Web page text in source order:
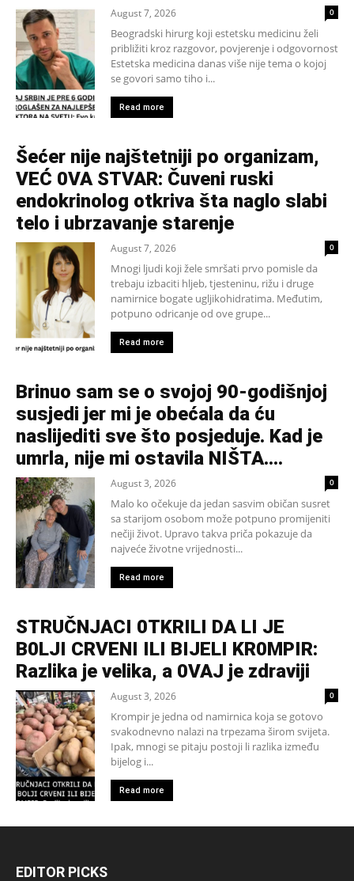
August 7, 2026 0
Beogradski hirurg koji estetsku medicinu želi
približiti kroz razgovor, povjerenje i odgovornost
Estetska medicina danas više nije tema o kojoj
se govori samo tiho i...
Read more
Šećer nije najštetniji po organizam,
VEĆ 0VA STVAR: Čuveni ruski
endokrinolog otkriva šta naglo slabi
telo i ubrzavanje starenje
August 7, 2026 0
Mnogi ljudi koji žele smršati prvo pomisle da
trebaju izbaciti hljeb, tjesteninu, rižu i druge
namirnice bogate ugljikohidratima. Međutim,
potpuno odricanje od ove grupe...
Read more
Brinuo sam se o svojoj 90-godišnjoj
susjedi jer mi je obećala da ću
naslijediti sve što posjeduje. Kad je
umrla, nije mi ostavila NIŠTA....
August 3, 2026 0
Malo ko očekuje da jedan sasvim običan susret
sa starijom osobom može potpuno promijeniti
nečiji život. Upravo takva priča pokazuje da
najveće životne vrijednosti...
Read more
STRUČNJACI 0TKRILI DA LI JE
B0LJI CRVENI ILI BIJELI KR0MPIR:
Razlika je velika, a 0VAJ je zdraviji
August 3, 2026 0
Krompir je jedna od namirnica koja se gotovo
svakodnevno nalazi na trpezama širom svijeta.
Ipak, mnogi se pitaju postoji li razlika između
bijelog i...
Read more
EDITOR PICKS